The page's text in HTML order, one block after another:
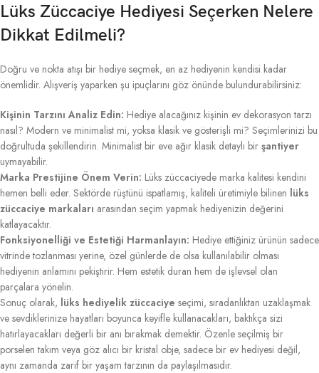
Lüks Züccaciye Hediyesi Seçerken Nelere
Dikkat Edilmeli?
Doğru ve nokta atışı bir hediye seçmek, en az hediyenin kendisi kadar
önemlidir. Alışveriş yaparken şu ipuçlarını göz önünde bulundurabilirsiniz:
Kişinin Tarzını Analiz Edin: Hediye alacağınız kişinin ev dekorasyon tarzı
nasıl? Modern ve minimalist mi, yoksa klasik ve gösterişli mi? Seçimlerinizi bu
doğrultuda şekillendirin. Minimalist bir eve ağır klasik detaylı bir şantiyer
uymayabilir.
Marka Prestijine Önem Verin: Lüks züccaciyede marka kalitesi kendini
hemen belli eder. Sektörde rüştünü ispatlamış, kaliteli üretimiyle bilinen lüks
züccaciye markaları arasından seçim yapmak hediyenizin değerini
katlayacaktır.
Fonksiyonelliği ve Estetiği Harmanlayın: Hediye ettiğiniz ürünün sadece
vitrinde tozlanması yerine, özel günlerde de olsa kullanılabilir olması
hediyenin anlamını pekiştirir. Hem estetik duran hem de işlevsel olan
parçalara yönelin.
Sonuç olarak, lüks hediyelik züccaciye seçimi, sıradanlıktan uzaklaşmak
ve sevdiklerinize hayatları boyunca keyifle kullanacakları, baktıkça sizi
hatırlayacakları değerli bir anı bırakmak demektir. Özenle seçilmiş bir
porselen takım veya göz alıcı bir kristal obje, sadece bir ev hediyesi değil,
aynı zamanda zarif bir yaşam tarzının da paylaşılmasıdır.